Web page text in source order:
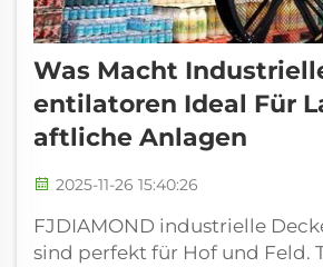
Was Macht
Entilatoren Ideal Für
Aftliche Anlagen
2025-11-26 15:40:26
FJDIAMOND industrielle
sind perfekt für Hof und Feld.